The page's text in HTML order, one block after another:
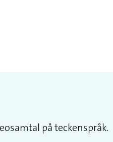
på teckenspråk.